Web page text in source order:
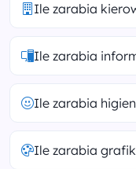
Ile zarabia
Ile zarabia
Ile zarabia
Ile zarabia